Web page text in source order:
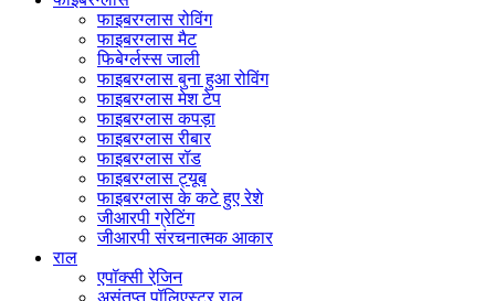
फाइबरग्लास रोविंग
फाइबरग्लास मैट
फिबेर्ग्लस्स जाली
फाइबरग्लास बुना हुआ रोविंग
फाइबरग्लास मेश टेप
फाइबरग्लास कपड़ा
फाइबरग्लास रीबार
फाइबरग्लास रॉड
फाइबरग्लास ट्यूब
फाइबरग्लास के कटे हुए रेशे
जीआरपी ग्रेटिंग
जीआरपी संरचनात्मक आकार
राल
एपॉक्सी रेजि़न
असंतृप्त पॉलिएस्टर राल